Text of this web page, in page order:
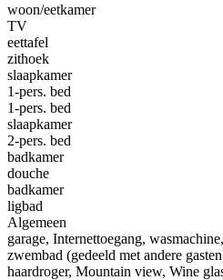
woon/eetkamer
TV
eettafel
zithoek
slaapkamer
1-pers. bed
1-pers. bed
slaapkamer
2-pers. bed
badkamer
douche
badkamer
ligbad
Algemeen
garage, Internettoegang, wasmachine
zwembad (gedeeld met andere
haardroger, Mountain view, Wine